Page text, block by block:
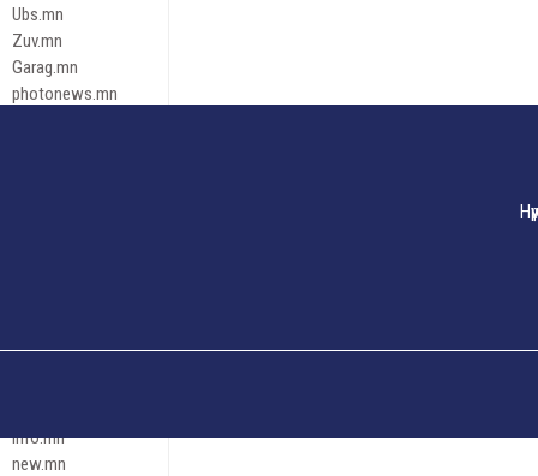
Ubs.mn
Zuv.mn
Garag.mn
photonews.mn
Эрх зүй
info.mn
new.mn